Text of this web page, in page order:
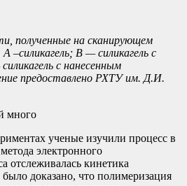
полученные на сканирующем
–силикагель; B — силикагель с
с нанесенным
предоставлено РХТУ им. Д.И.
много
ученые изучили процесс в
электронного
отслеживалась кинетика
доказано, что полимеризация